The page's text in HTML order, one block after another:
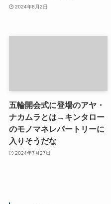
2024年8月2日
五輪開会式に登場のアヤ・
ナカムラとは→キンタロー
のモノマネレパートリーに
入りそうだな
2024年7月27日